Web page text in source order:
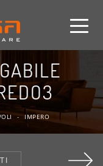
- IMPERO